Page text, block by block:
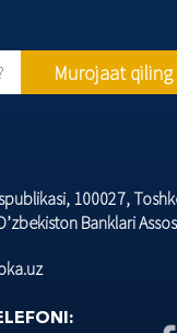
Murojaat qiling
100027,
Banklari